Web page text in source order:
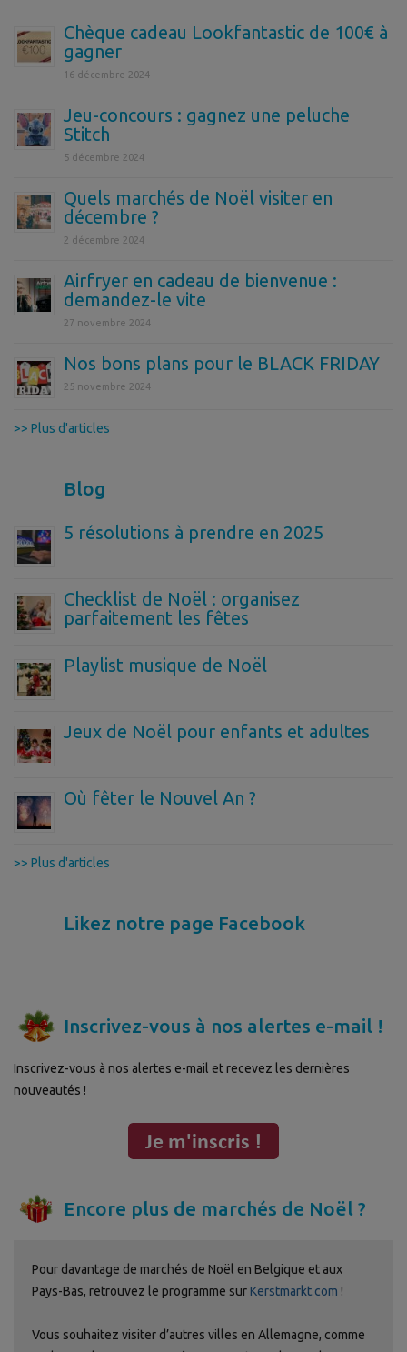
Chèque cadeau Lookfantastic de 100€ à
gagner
16 décembre 2024
Jeu-concours : gagnez une peluche
Stitch
5 décembre 2024
Quels marchés de Noël visiter en
décembre ?
2 décembre 2024
Airfryer en cadeau de bienvenue :
demandez-le vite
27 novembre 2024
Nos bons plans pour le BLACK FRIDAY
25 novembre 2024
>> Plus d'articles
Blog
5 résolutions à prendre en 2025
Checklist de Noël : organisez
parfaitement les fêtes
Playlist musique de Noël
Jeux de Noël pour enfants et adultes
Où fêter le Nouvel An ?
>> Plus d'articles
Likez notre page Facebook
Inscrivez-vous à nos alertes e-mail !
Inscrivez-vous à nos alertes e-mail et recevez les dernières
nouveautés !
Encore plus de marchés de Noël ?
Pour davantage de marchés de Noël en Belgique et aux
Pays-Bas, retrouvez le programme surKerstmarkt.com !
Vous souhaitez visiter d’autres villes en Allemagne, comme